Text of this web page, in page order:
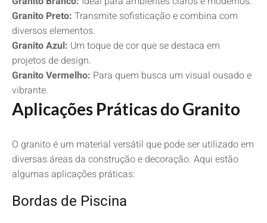
Granito Preto: Transmite sofisticação e combina com
diversos elementos.
Granito Azul: Um toque de cor que se destaca em
projetos de design.
Granito Vermelho: Para quem busca um visual ousado e
vibrante.
Aplicações Práticas do Granito
O granito é um material versátil que pode ser utilizado em
diversas áreas da construção e decoração. Aqui estão
algumas aplicações práticas:
Bordas de Piscina